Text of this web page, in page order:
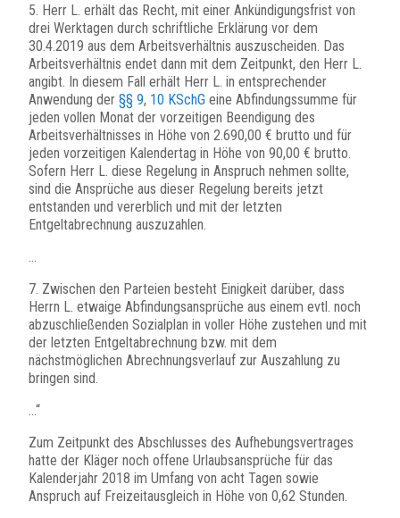
5. Herr L. erhält das Recht, mit einer Ankündigungsfrist von
drei Werktagen durch schriftliche Erklärung vor dem
30.4.2019 aus dem Arbeitsverhältnis auszuscheiden. Das
Arbeitsverhältnis endet dann mit dem Zeitpunkt, den Herr L.
angibt. In diesem Fall erhält Herr L. in entsprechender
Anwendung der §§ 9, 10 KSchG eine Abfindungssumme für
jeden vollen Monat der vorzeitigen Beendigung des
Arbeitsverhältnisses in Höhe von 2.690,00 € brutto und für
jeden vorzeitigen Kalendertag in Höhe von 90,00 € brutto.
Sofern Herr L. diese Regelung in Anspruch nehmen sollte,
sind die Ansprüche aus dieser Regelung bereits jetzt
entstanden und vererblich und mit der letzten
Entgeltabrechnung auszuzahlen.
7. Zwischen den Parteien besteht Einigkeit darüber, dass
Herrn L. etwaige Abfindungsansprüche aus einem evtl. noch
abzuschließenden Sozialplan in voller Höhe zustehen und mit
der letzten Entgeltabrechnung bzw. mit dem
nächstmöglichen Abrechnungsverlauf zur Auszahlung zu
bringen sind.
…“
Zum Zeitpunkt des Abschlusses des Aufhebungsvertrages
hatte der Kläger noch offene Urlaubsansprüche für das
Kalenderjahr 2018 im Umfang von acht Tagen sowie
Anspruch auf Freizeitausgleich in Höhe von 0,62 Stunden.